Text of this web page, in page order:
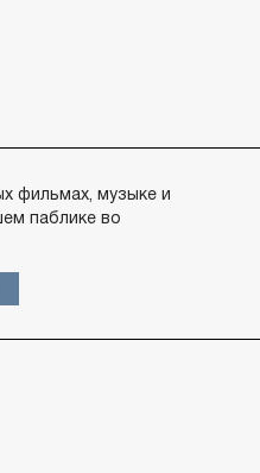
фильмах, музыке и
паблике во